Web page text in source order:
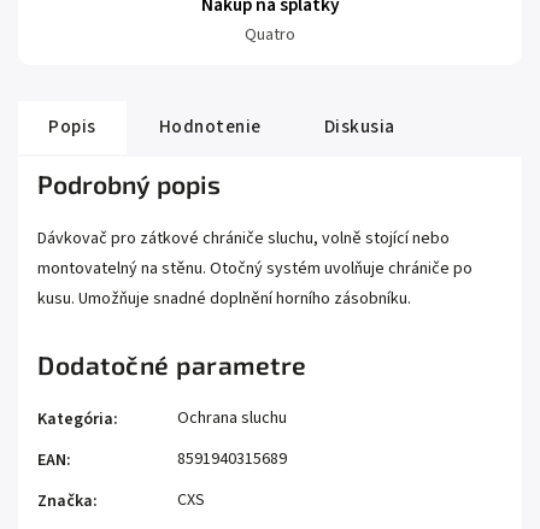
Quatro
Popis Hodnotenie Diskusia
Podrobný popis
Dávkovač pro zátkové chrániče sluchu, volně stojící nebo
montovatelný na stěnu. Otočný systém uvolňuje chrániče po
kusu. Umožňuje snadné doplnění horního zásobníku.
Dodatočné parametre
Kategória:
Ochrana sluchu
EAN:
8591940315689
Značka:
CXS